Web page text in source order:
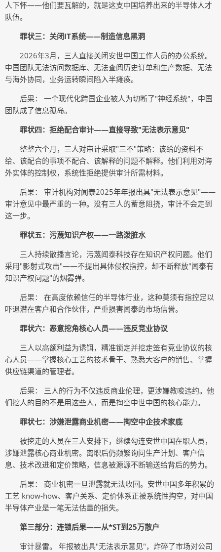
人下怀——他们要瓦解的，就是这支中国培养出来的半导体人才
队伍。
罪状三：关闭IT系统——制造信息黑洞
2026年3月，三人直接关闭安世中国工作人员的办公系统。
中国团队无法访问数据库、无法查阅历史订单和生产数据、无法
与海外协同，业务运转瞬间陷入半瘫痪。
后果： 一个现代化跨国企业被人为切断了"神经系统"，中国
团队成了信息孤岛。
罪状四：拒绝配合审计——直接导致"无法表示意见"
整整六个月，三人对审计采取"三不"策略：该给的资料不
给、该配合的事项不配合、该解释的问题不解释。他们利用对海
外实体的控制权，系统性拒绝提供审计所需材料。
后果： 审计机构对闻泰2025年年报出具"无法表示意见"——
审计意见中最严重的一种。没有三人的蓄意阻挠，审计不会走到
这一步。
罪状五：污蔑知识产权——一路泼脏水
三人持续散播言论，污蔑闻泰科技存在知识产权问题。他们
采用"影射式攻击"——不提出具体侵权指控，却不断释放"闻泰有
知识产权问题"的烟雾弹。
后果： 在高度依赖信任的半导体行业，这种莫须有指控足以
吓退潜在客户和合作伙伴，严重损害闻泰的市场信誉。
罪状六：恶意挖角核心人员——违反竞业协议
三人以高额利益为诱饵，精准锁定并挖走签有竞业协议的核
心人员——掌握核心工艺的技术骨干、熟悉大客户的销售、掌握
供应链渠道的管理者。
后果： 三人的行为不仅违反商业伦理，更涉嫌教唆违约。他
们挖人的目的不是用这些人，而是掏空中世中国的核心能力。
罪状七：涉嫌泄露商业机密——掏空中企技术家底
被挖走的人员在三人安排下，继续勾连安世中国在职人员，
涉嫌泄露核心商业机密。离职后仍频繁询问生产计划、客户信
息、技术改进和定价策略，信息被源源不断输送给背后的势力。
后果： 商业机密一旦泄露就无法收回。安世中国多年积累的
工艺 know-how、客户关系、定价体系正被系统性掏空，对中国
半导体产业是一笔无法估量的损失。
第三部分：连锁后果——从*ST到25万散户
审计暴雷。 年报被出具"无法表示意见"，炸碎了市场对公司